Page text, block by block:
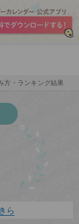
方・ランキング結果
ら